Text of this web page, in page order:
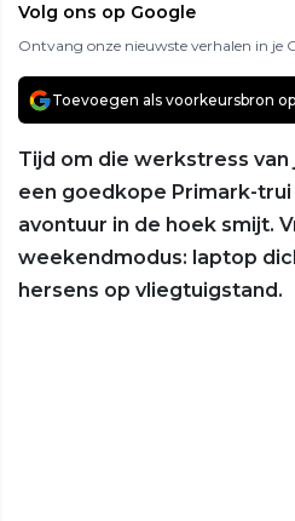
Volg ons op Google
Ontvang onze nieuwste verhalen in je
Toevoegen als voorkeursbron
Tijd om die werkstress
een goedkope Primark-
avontuur in de hoek smijt.
weekendmodus: laptop
hersens op vliegtuigstand.